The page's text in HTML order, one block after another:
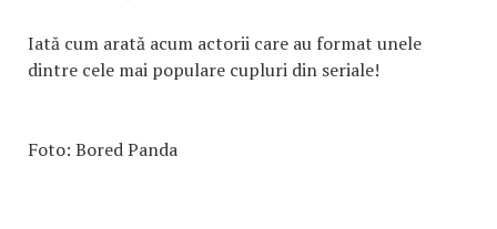
Iată cum arată acum actorii care au format unele
dintre cele mai populare cupluri din seriale!
Foto: Bored Panda